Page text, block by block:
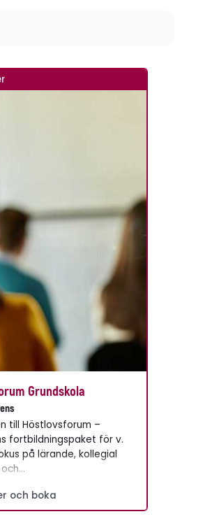
Grundskola
till Höstlovsforum –
fortbildningspaket för v.
på lärande, kollegial
och boka